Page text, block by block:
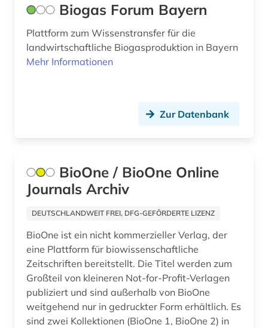
japanologie (1)
kernforschung (2)
kernkraftwerk (1)
kernphysik (4)
kerntechnik (3)
klima (3)
klimageschichte (1)
klimapolitik (1)
Biogas Forum Bayern
Plattform zum Wissenstransfer für die
landwirtschaftliche Biogasproduktion in Bayern
Mehr Informationen
Zur Datenbank
BioOne / BioOne Online
Journals Archiv
DEUTSCHLANDWEIT FREI, DFG-GEFÖRDERTE LIZENZ
BioOne ist ein nicht kommerzieller Verlag, der
eine Plattform für biowissenschaftliche
Zeitschriften bereitstellt. Die Titel werden zum
Großteil von kleineren Not-for-Profit-Verlagen
publiziert und sind außerhalb von BioOne
weitgehend nur in gedruckter Form erhältlich. Es
sind zwei Kollektionen (BioOne 1, BioOne 2) in